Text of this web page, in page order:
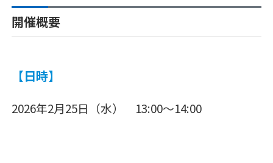
開催概要
【日時】
2026年2月25日（水） 13:00～14:00